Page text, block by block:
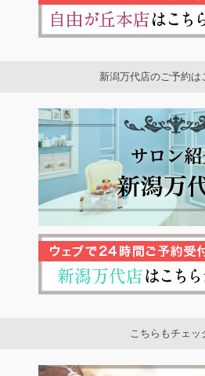
新潟万代店のご予約は
こちらもチェッ